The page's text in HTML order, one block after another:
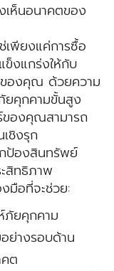
เห็นอนาคตของ
เพียงแค่การซื้อ
ข็งแกร่งให้กับ
องคุณ ด้วยความ
ยคุกคามขั้นสูง
ของคุณสามารถ
ชิงรุก
ป้องสินทรัพย์
สิทธิภาพ
มือที่จะช่วย:
ภัยคุกคาม
ย่างรอบด้าน
ต